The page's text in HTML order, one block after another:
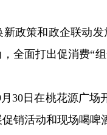
政策和政企联动
全面打出促消费“
30日在桃花源广
销活动和现场喝